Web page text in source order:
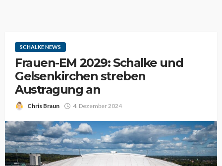
SCHALKE NEWS
Frauen-EM 2029: Schalke und
Gelsenkirchen streben
Austragung an
Chris Braun 4. Dezember 2024